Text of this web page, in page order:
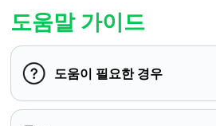
도움말 가이드
도움이 필요한 경우